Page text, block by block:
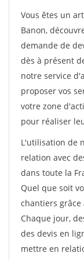
Vous êtes un
Banon,
demande de
dès à présent
notre service
proposer vos
votre zone
pour réaliser
L'utilisation de
relation avec
dans toute la
Quel que soit
chantiers grâce
Chaque jour,
des devis en
mettre en